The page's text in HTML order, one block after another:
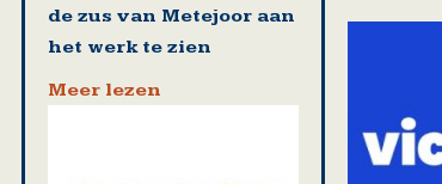
de zus van Metejoor aan
het werk te zien
Meer lezen